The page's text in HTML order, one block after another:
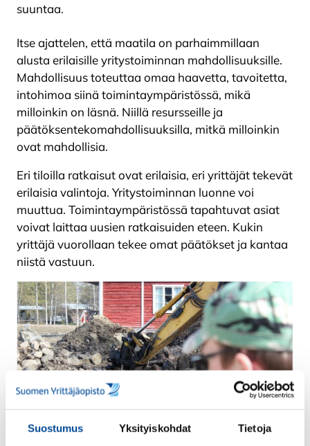
Suostumus Yksityiskohdat Tietoja
suuntaa.
Itse ajattelen, että maatila on parhaimmillaan
alusta erilaisille yritystoiminnan mahdollisuuksille.
Mahdollisuus toteuttaa omaa haavetta, tavoitetta,
intohimoa siinä toimintaympäristössä, mikä
milloinkin on läsnä. Niillä resursseille ja
päätöksentekomahdollisuuksilla, mitkä milloinkin
ovat mahdollisia.
Eri tiloilla ratkaisut ovat erilaisia, eri yrittäjät tekevät
erilaisia valintoja. Yritystoiminnan luonne voi
muuttua. Toimintaympäristössä tapahtuvat asiat
voivat laittaa uusien ratkaisuiden eteen. Kukin
yrittäjä vuorollaan tekee omat päätökset ja kantaa
niistä vastuun.